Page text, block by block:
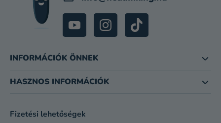
INFORMÁCIÓK ÖNNEK
HASZNOS INFORMÁCIÓK
Fizetési lehetőségek